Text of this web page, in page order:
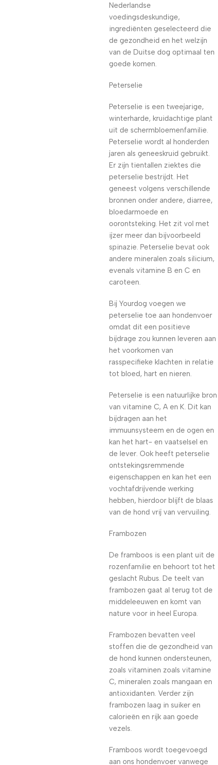
Nederlandse
voedingsdeskundige,
ingrediënten geselecteerd die
de gezondheid en het welzijn
van de Duitse dog optimaal ten
goede komen.
Peterselie
Peterselie is een tweejarige,
winterharde, kruidachtige plant
uit de schermbloemenfamilie.
Peterselie wordt al honderden
jaren als geneeskruid gebruikt.
Er zijn tientallen ziektes die
peterselie bestrijdt. Het
geneest volgens verschillende
bronnen onder andere, diarree,
bloedarmoede en
oorontsteking. Het zit vol met
ijzer meer dan bijvoorbeeld
spinazie. Peterselie bevat ook
andere mineralen zoals silicium,
evenals vitamine B en C en
caroteen.
Bij Yourdog voegen we
peterselie toe aan hondenvoer
omdat dit een positieve
bijdrage zou kunnen leveren aan
het voorkomen van
rasspecifieke klachten in relatie
tot bloed, hart en nieren.
Peterselie is een natuurlijke bron
van vitamine C, A en K. Dit kan
bijdragen aan het
immuunsysteem en de ogen en
kan het hart- en vaatselsel en
de lever. Ook heeft peterselie
ontstekingsremmende
eigenschappen en kan het een
vochtafdrijvende werking
hebben, hierdoor blijft de blaas
van de hond vrij van vervuiling.
Frambozen
De framboos is een plant uit de
rozenfamilie en behoort tot het
geslacht Rubus. De teelt van
frambozen gaat al terug tot de
middeleeuwen en komt van
nature voor in heel Europa.
Frambozen bevatten veel
stoffen die de gezondheid van
de hond kunnen ondersteunen,
zoals vitaminen zoals vitamine
C, mineralen zoals mangaan en
antioxidanten. Verder zijn
frambozen laag in suiker en
calorieën en rijk aan goede
vezels.
Framboos wordt toegevoegd
aan ons hondenvoer vanwege